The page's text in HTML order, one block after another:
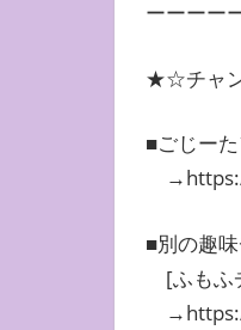
ーーーー
★☆チャ
■ごじー
■別の趣
[ふもふ
→https://